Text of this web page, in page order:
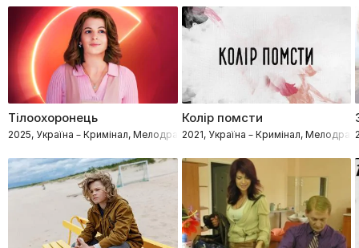
Тілоохоронець
2025, Україна – Кримінал, Мелодрами
Колір помсти
2021, Україна – Кримінал,